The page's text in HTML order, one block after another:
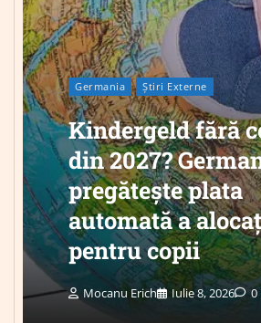
Germania Știri Externe
Kindergeld fără
din 2027?
pregătește plata
automată a
pentru copii
Mocanu Erich Iulie 8, 2026 0